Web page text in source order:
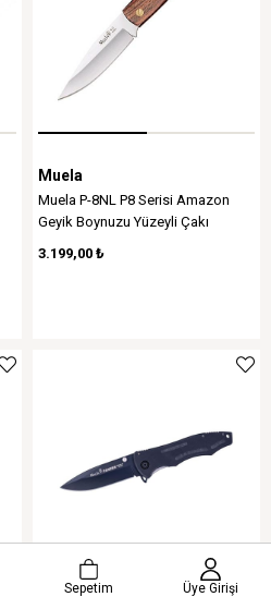
Muela
Muela P-8NL P8 Serisi Amazon
Geyik Boynuzu Yüzeyli Çakı
3.199,00 ₺
Sepetim Üye Girişi